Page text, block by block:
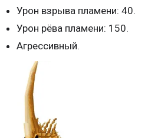
Урон взрыва пламени: 40.
Урон рёва пламени: 150.
Агрессивный.